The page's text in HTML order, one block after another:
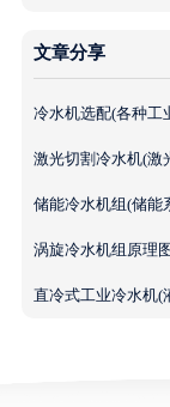
文章分享
冷水机选配(各种工
激光切割冷水机(激
储能冷水机组(储能
涡旋冷水机组原理
直冷式工业冷水机(